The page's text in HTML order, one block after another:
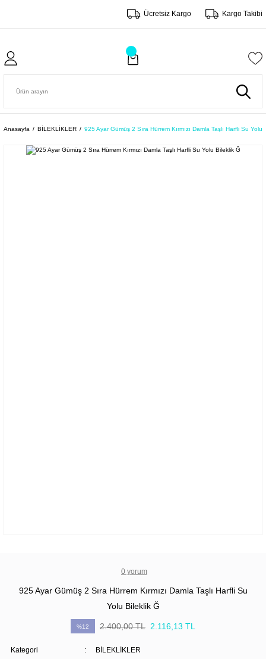
Ücretsiz Kargo Kargo Takibi
Anasayfa BİLEKLİKLER 925 Ayar Gümüş 2 Sıra Hürrem Kırmızı Damla Taşlı Harfli Su Yolu
0 yorum
925 Ayar Gümüş 2 Sıra Hürrem Kırmızı Damla Taşlı Harfli Su
Yolu Bileklik Ğ
%12 2.400,00 TL 2.116,13 TL
Kategori
BİLEKLİKLER